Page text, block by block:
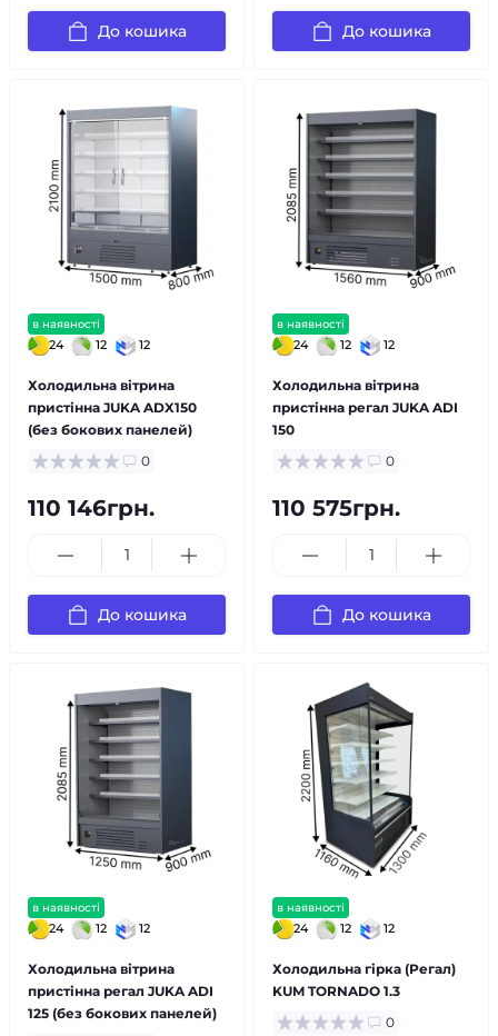
До кошика До кошика
в наявності
24 12 12
Холодильна вітрина
пристінна JUKA ADX150
(без бокових панелей)
0
110 146грн.
До кошика
в наявності
24 12 12
Холодильна вітрина
пристінна регал JUKA ADI
150
0
110 575грн.
До кошика
в наявності
24 12 12
Холодильна вітрина
пристінна регал JUKA ADI
125 (без бокових панелей)
в наявності
24 12 12
Холодильна гірка (Регал)
KUM TORNADO 1.3
0